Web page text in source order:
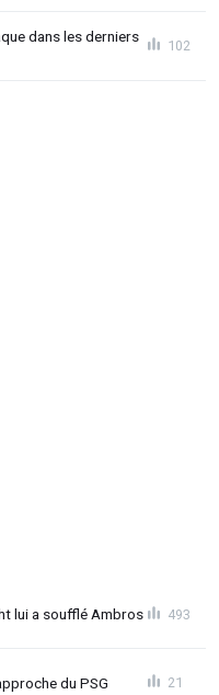
dans les derniers
102
lui a soufflé Ambros 493
du PSG 21